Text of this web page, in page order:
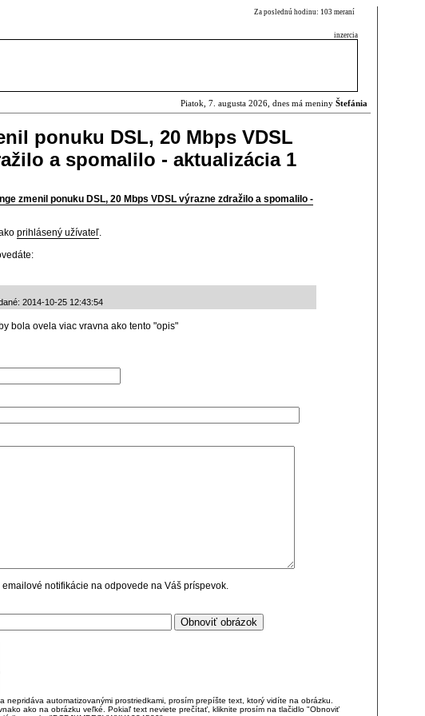
Za poslednú hodinu: 103 meraní
inzercia
Piatok, 7. augusta 2026, dnes má meniny Štefánia
ponuku DSL, 20 Mbps VDSL
a spomalilo - aktualizácia 1
zmenil ponuku DSL, 20 Mbps VDSL výrazne zdražilo a spomalilo -
prihlásený užívateľ.
2014-10-25 12:43:54
bola ovela viac vravna ako tento "opis"
notifikácie na odpovede na Váš príspevok.
nepridáva automatizovanými prostriedkami, prosím prepíšte text, ktorý vidíte na obrázku.
ako na obrázku veľké. Pokiaľ text neviete prečítať, kliknite prosím na tlačidlo "Obnoviť